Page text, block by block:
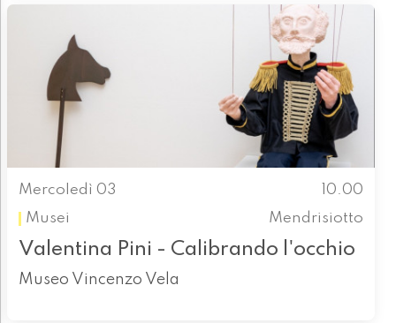
Mercoledì 03
10.00
Musei
Mendrisiotto
Valentina Pini - Calibrando l'occhio
Museo Vincenzo Vela